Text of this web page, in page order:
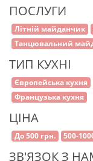
ПОСЛУГИ
Літній майданчик
Танцювальний
ТИП КУХНІ
Європейська кухня
Французька кухня
ЦІНА
До 500 грн. 500-
ЗВ'ЯЗОК З